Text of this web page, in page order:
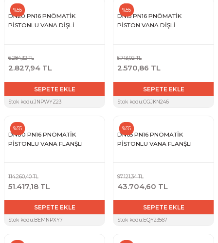
DN20 PN16 PNÖMATİK
PİSTONLU VANA DİŞLİ
%55
6.284,32 TL
2.827,94 TL
SEPETE EKLE
Stok kodu:JNPWYZ23
DN15 PN16 PNÖMATİK
PİSTON VANA DİŞLİ
%55
5.713,02 TL
2.570,86 TL
SEPETE EKLE
Stok kodu:CGJKN246
DN80 PN16 PNÖMATİK
PİSTONLU VANA FLANŞLI
%55
114.260,40 TL
51.417,18 TL
SEPETE EKLE
Stok kodu:BEMNPXY7
DN65 PN16 PNÖMATİK
PİSTONLU VANA FLANŞLI
%55
97.121,34 TL
43.704,60 TL
SEPETE EKLE
Stok kodu:EQY23567